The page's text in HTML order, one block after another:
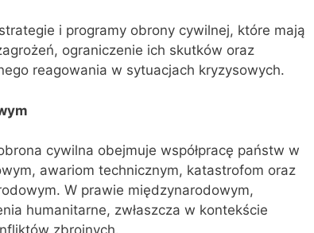
i programy obrony cywilnej, które mają
ograniczenie ich skutków oraz
reagowania w sytuacjach kryzysowych.
cywilna obejmuje współpracę państw w
awariom technicznym, katastrofom oraz
W prawie międzynarodowym,
humanitarne, zwłaszcza w kontekście
zbrojnych.